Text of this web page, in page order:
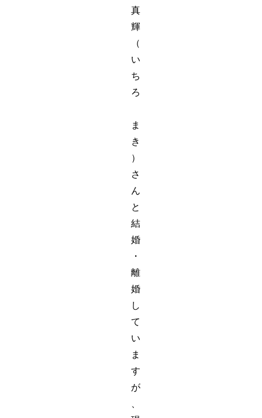
真
輝
（
い
ち
ろ
ま
き
）
さ
ん
と
結
婚
・
離
婚
し
て
い
ま
す
が